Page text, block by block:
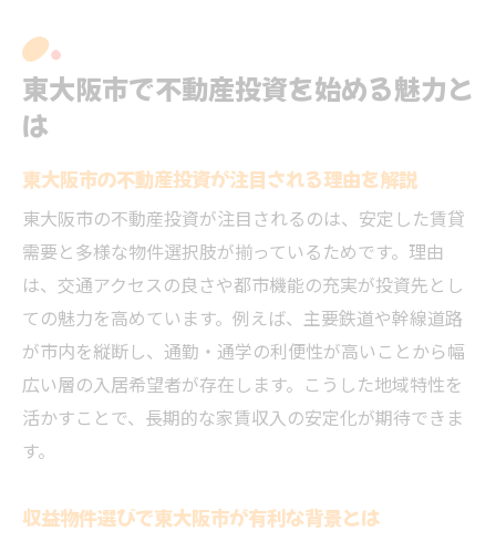
オーナーチェンジ物件が不動産投資で人気
一棟買いが東大阪市の資産運用に強い理由
収益物件選びで失敗しない東大阪市の視点
不動産投資で東大阪市の収益物件を選ぶ重
要性
築年数や立地で変わる不動産の利回りに注
目
収益物件の現状賃貸状況を的確にチェック
イント
東大阪市で不動産投資を始める魅力と
は
東大阪市の不動産投資が注目される理由を解説
東大阪市の不動産投資が注目されるのは、安定した賃貸
需要と多様な物件選択肢が揃っているためです。理由
は、交通アクセスの良さや都市機能の充実が投資先とし
ての魅力を高めています。例えば、主要鉄道や幹線道路
が市内を縦断し、通勤・通学の利便性が高いことから幅
広い層の入居希望者が存在します。こうした地域特性を
活かすことで、長期的な家賃収入の安定化が期待できま
す。
収益物件選びで東大阪市が有利な背景とは